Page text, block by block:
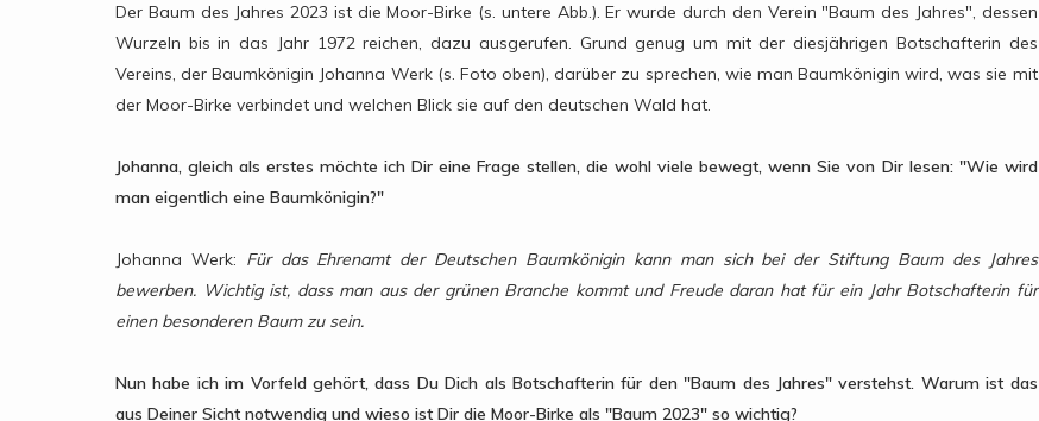
Der Baum des Jahres 2023 ist die Moor-Birke (s. untere Abb.). Er wurde durch den Verein "Baum des Jahres", dessen
Wurzeln bis in das Jahr 1972 reichen, dazu ausgerufen. Grund genug um mit der diesjährigen Botschafterin des
Vereins, der Baumkönigin Johanna Werk (s. Foto oben), darüber zu sprechen, wie man Baumkönigin wird, was sie mit
der Moor-Birke verbindet und welchen Blick sie auf den deutschen Wald hat.
Johanna, gleich als erstes möchte ich Dir eine Frage stellen, die wohl viele bewegt, wenn Sie von Dir lesen: "Wie wird
man eigentlich eine Baumkönigin?"
Johanna Werk: Für das Ehrenamt der Deutschen Baumkönigin kann man sich bei der Stiftung Baum des Jahres
bewerben. Wichtig ist, dass man aus der grünen Branche kommt und Freude daran hat für ein Jahr Botschafterin für
einen besonderen Baum zu sein.
Nun habe ich im Vorfeld gehört, dass Du Dich als Botschafterin für den "Baum des Jahres" verstehst. Warum ist das
aus Deiner Sicht notwendig und wieso ist Dir die Moor-Birke als "Baum 2023" so wichtig?